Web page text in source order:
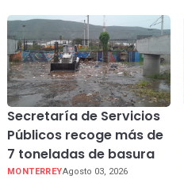
Secretaría de Servicios
Públicos recoge más de
7 toneladas de basura
MONTERREYAgosto 03, 2026